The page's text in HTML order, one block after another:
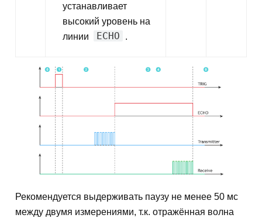
устанавливает
высокий уровень на
линии
ECHO .
Рекомендуется выдерживать паузу не менее 50 мс
между двумя измерениями, т.к. отражённая волна